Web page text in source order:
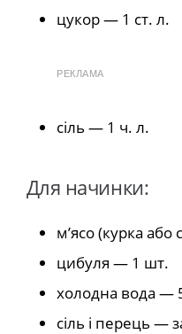
цукор — 1 ст. л.
РЕКЛАМА
сіль — 1 ч. л.
Для начинки:
м’ясо (курка
цибуля — 1 шт.
холодна вода —
сіль і перець —